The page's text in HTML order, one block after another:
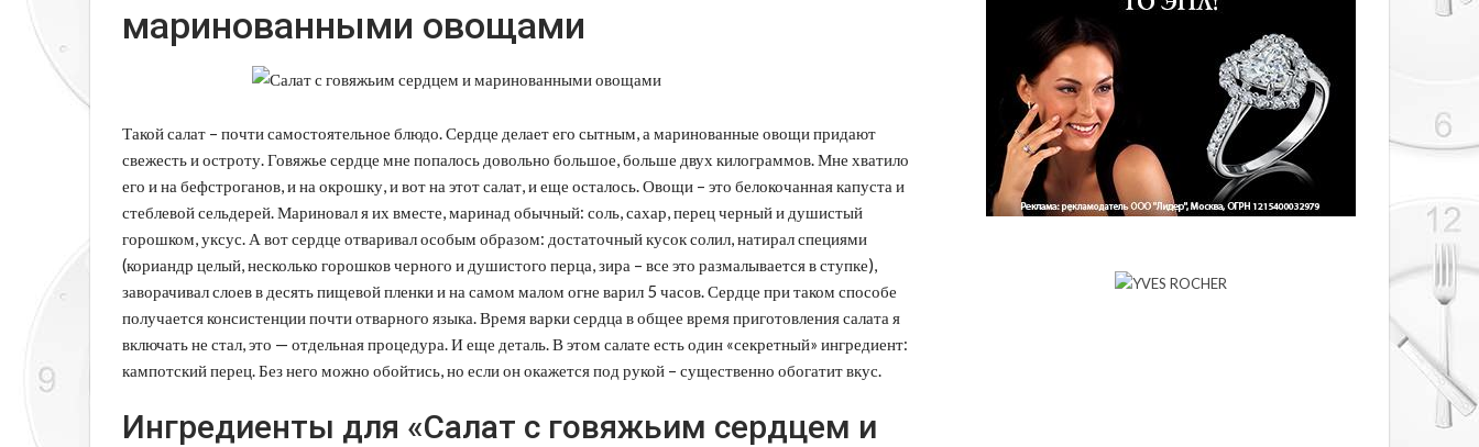
маринованными овощами
Такой салат – почти самостоятельное блюдо. Сердце делает его сытным, а маринованные овощи придают
свежесть и остроту. Говяжье сердце мне попалось довольно большое, больше двух килограммов. Мне хватило
его и на бефстроганов, и на окрошку, и вот на этот салат, и еще осталось. Овощи – это белокочанная капуста и
стеблевой сельдерей. Мариновал я их вместе, маринад обычный: соль, сахар, перец черный и душистый
горошком, уксус. А вот сердце отваривал особым образом: достаточный кусок солил, натирал специями
(кориандр целый, несколько горошков черного и душистого перца, зира – все это размалывается в ступке),
заворачивал слоев в десять пищевой пленки и на самом малом огне варил 5 часов. Сердце при таком способе
получается консистенции почти отварного языка. Время варки сердца в общее время приготовления салата я
включать не стал, это — отдельная процедура. И еще деталь. В этом салате есть один «секретный» ингредиент:
кампотский перец. Без него можно обойтись, но если он окажется под рукой – существенно обогатит вкус.
Ингредиенты для «Салат с говяжьим сердцем и